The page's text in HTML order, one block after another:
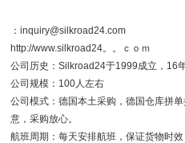
：inquiry@silkroad24.com
http://www.silkroad24。。ｃｏｍ
公司历史：Silkroad24于1999成立，16
公司规模：100人左右
公司模式：德国本土采购，德国仓库拼
意，采购放心。
航班周期：每天安排航班，保证货物时